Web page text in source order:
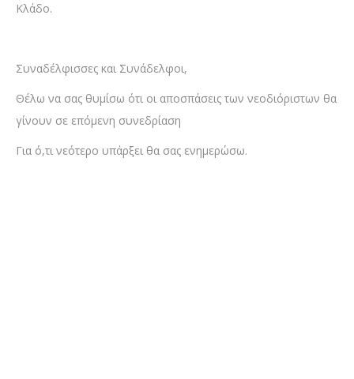
Κλάδο.
Συναδέλφισσες και Συνάδελφοι,
Θέλω να σας θυμίσω ότι οι αποσπάσεις των νεοδιόριστων θα
γίνουν σε επόμενη συνεδρίαση
Για ό,τι νεότερο υπάρξει θα σας ενημερώσω.